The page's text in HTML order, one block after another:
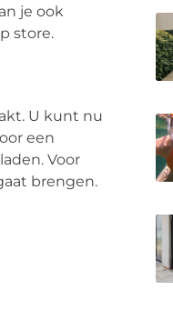
je ook
store.
U kunt nu
een
Voor
brengen.